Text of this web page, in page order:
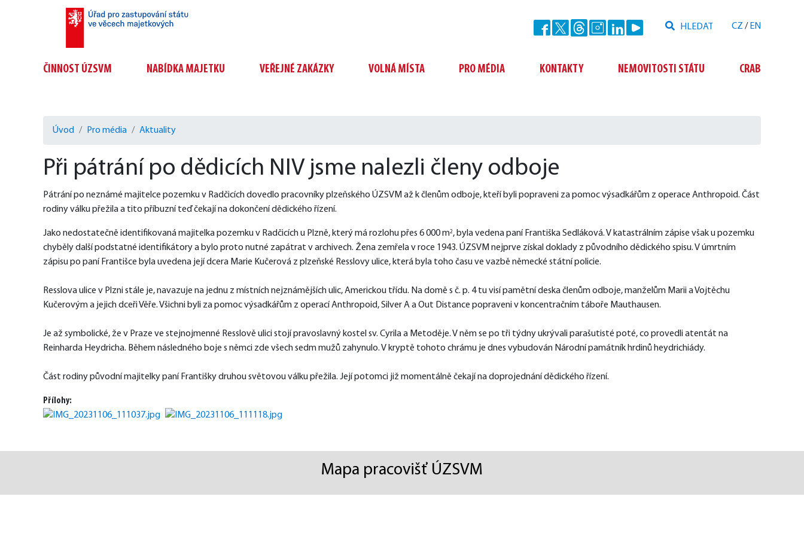
Hledat
Odeslat CZ / EN
ČINNOST ÚZSVM NABÍDKA MAJETKU VEŘEJNÉ ZAKÁZKY VOLNÁ MÍSTA PRO MÉDIA KONTAKTY NEMOVITOSTI STÁTU CRAB
Úvod Pro média Aktuality
Při pátrání po dědicích NIV jsme nalezli členy odboje
Pátrání po neznámé majitelce pozemku v Radčicích dovedlo pracovníky plzeňského ÚZSVM až k členům odboje, kteří byli popraveni za pomoc výsadkářům z operace Anthropoid. Část
rodiny válku přežila a tito příbuzní teď čekají na dokončení dědického řízení.
Jako nedostatečně identifikovaná majitelka pozemku v Radčicích u Plzně, který má rozlohu přes 6 000 m2 , byla vedena paní Františka Sedláková. V katastrálním zápise však u pozemku
chyběly další podstatné identifikátory a bylo proto nutné zapátrat v archivech. Žena zemřela v roce 1943. ÚZSVM nejprve získal doklady z původního dědického spisu. V úmrtním
zápisu po paní Františce byla uvedena její dcera Marie Kučerová z plzeňské Resslovy ulice, která byla toho času ve vazbě německé státní policie.
Resslova ulice v Plzni stále je, navazuje na jednu z místních nejznámějších ulic, Americkou třídu. Na domě s č. p. 4 tu visí pamětní deska členům odboje, manželům Marii a Vojtěchu
Kučerovým a jejich dceři Věře. Všichni byli za pomoc výsadkářům z operací Anthropoid, Silver A a Out Distance popraveni v koncentračním táboře Mauthausen.
Je až symbolické, že v Praze ve stejnojmenné Resslově ulici stojí pravoslavný kostel sv. Cyrila a Metoděje. V něm se po tři týdny ukrývali parašutisté poté, co provedli atentát na
Reinharda Heydricha. Během následného boje s němci zde všech sedm mužů zahynulo. V kryptě tohoto chrámu je dnes vybudován Národní památník hrdinů heydrichiády.
Část rodiny původní majitelky paní Františky druhou světovou válku přežila. Její potomci již momentálně čekají na doprojednání dědického řízení.
Přílohy:
Mapa pracovišť ÚZSVM